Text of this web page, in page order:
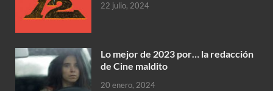
22 julio, 2024
Lo mejor de 2023 por… la redacción
de Cine maldito
20 enero, 2024